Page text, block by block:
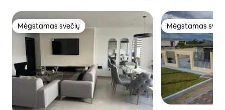
Mėgstamas svečių
Mėgstamas svečių Mėgstamas
Mėgstamas